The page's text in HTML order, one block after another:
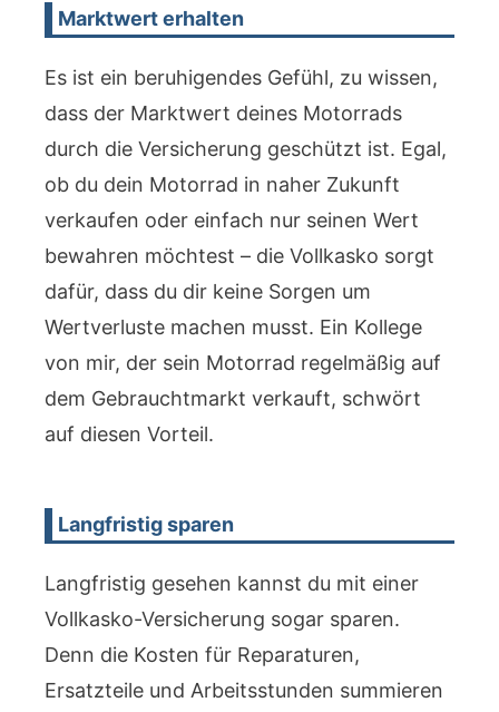
Marktwert erhalten
Es ist ein beruhigendes Gefühl, zu wissen,
dass der Marktwert deines Motorrads
durch die Versicherung geschützt ist. Egal,
ob du dein Motorrad in naher Zukunft
verkaufen oder einfach nur seinen Wert
bewahren möchtest – die Vollkasko sorgt
dafür, dass du dir keine Sorgen um
Wertverluste machen musst. Ein Kollege
von mir, der sein Motorrad regelmäßig auf
dem Gebrauchtmarkt verkauft, schwört
auf diesen Vorteil.
Langfristig sparen
Langfristig gesehen kannst du mit einer
Vollkasko-Versicherung sogar sparen.
Denn die Kosten für Reparaturen,
Ersatzteile und Arbeitsstunden summieren